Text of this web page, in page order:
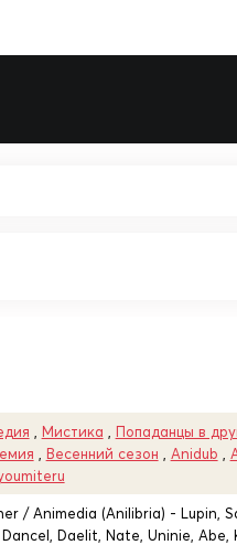
Мистика Попаданцы в
Весенний сезон Anidub
/ Animedia (Anilibria) - Lupin,
Daelit, Nate, Uninie, Abe,